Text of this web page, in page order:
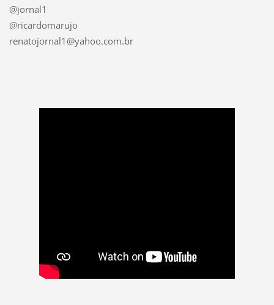
@jornal1
@ricardomarujo
renatojornal1@yahoo.com.br